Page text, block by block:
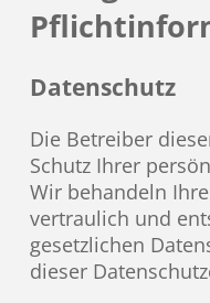
Datenschutz
Die Betreiber
Schutz Ihrer
Wir behandeln
vertraulich und
gesetzlichen
dieser